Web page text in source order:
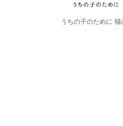
うちの子のために